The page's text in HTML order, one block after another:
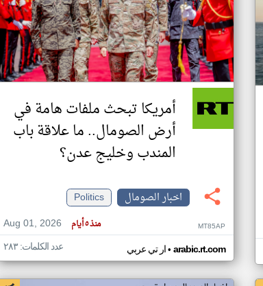
أمريكا تبحث ملفات هامة في
أرض الصومال.. ما علاقة باب
المندب وخليج عدن؟
اخبار الصومال
Politics
Aug 01, 2026
منذ ٥ أيام MT85AP
ار تي عربي• arabic.rt.com عدد الكلمات: ٢٨٣